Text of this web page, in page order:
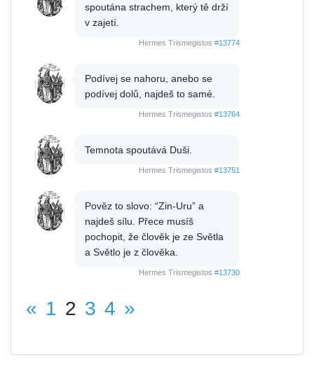
spoutána strachem, který tě drží
v zajetí.
Hermes Trismegistos #13774
Podívej se nahoru, anebo se
podívej dolů, najdeš to samé.
Hermes Trismegistos #13764
Temnota spoutává Duši.
Hermes Trismegistos #13751
Pověz to slovo: “Zin-Uru” a
najdeš sílu. Přece musíš
pochopit, že člověk je ze Světla
a Světlo je z člověka.
Hermes Trismegistos #13730
« 1 2 3 4 »